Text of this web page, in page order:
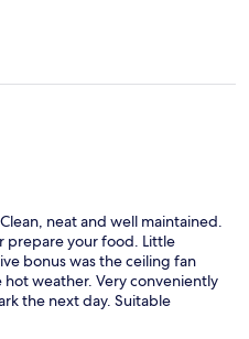
neat and well maintained.
prepare your food. Little
bonus was the ceiling fan
weather. Very conveniently
the next day. Suitable
property.